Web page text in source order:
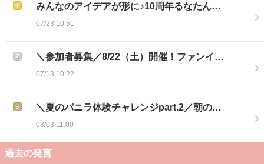
みんなのアイデアが形に♪10周年るなたん…
07/23 10:51
＼参加者募集／8/22（土）開催！ファンイ…
07/13 10:22
＼夏のバニラ体験チャレンジpart.2／朝の…
08/03 11:00
過去の発言